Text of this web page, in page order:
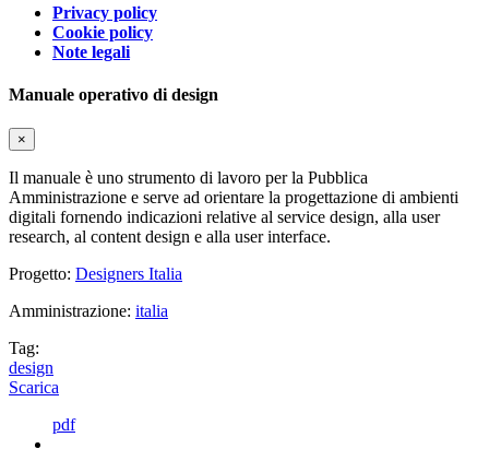
Privacy policy
Cookie policy
Note legali
Manuale operativo di design
×
Il manuale è uno strumento di lavoro per la Pubblica
Amministrazione e serve ad orientare la progettazione di ambienti
digitali fornendo indicazioni relative al service design, alla user
research, al content design e alla user interface.
Progetto: Designers Italia
Amministrazione: italia
Tag:
design
Scarica
pdf